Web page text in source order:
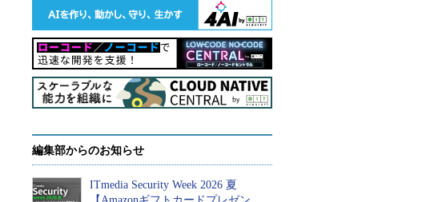
編集部からのお知らせ
ITmedia Security Week 2026 夏